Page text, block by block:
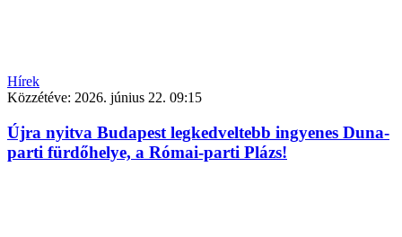
Hírek
Közzétéve: 2026. június 22. 09:15
Újra nyitva Budapest legkedveltebb ingyenes Duna-
parti fürdőhelye, a Római-parti Plázs!